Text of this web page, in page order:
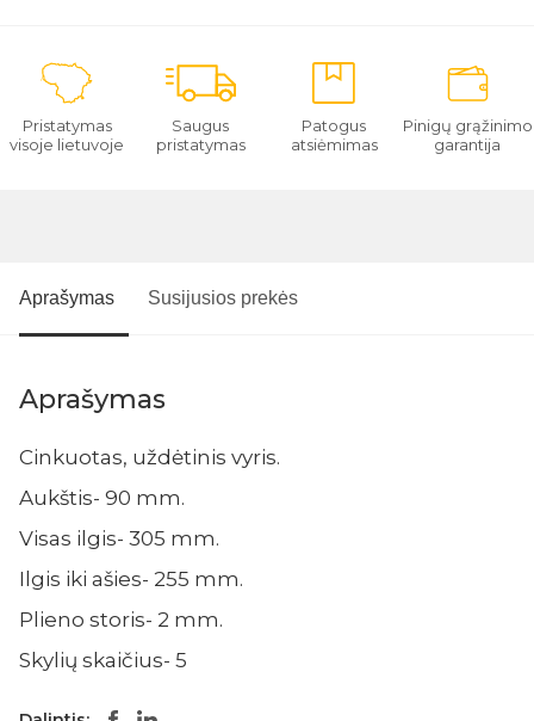
Pristatymas
visoje lietuvoje
Saugus
pristatymas
Patogus
atsiėmimas
Pinigų grąžinimo
garantija
Aprašymas Susijusios prekės
Aprašymas
Cinkuotas, uždėtinis vyris.
Aukštis- 90 mm.
Visas ilgis- 305 mm.
Ilgis iki ašies- 255 mm.
Plieno storis- 2 mm.
Skylių skaičius- 5